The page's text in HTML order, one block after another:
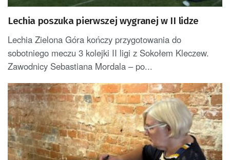
Lechia poszuka pierwszej wygranej w II lidze
Lechia Zielona Góra kończy przygotowania do
sobotniego meczu 3 kolejki II ligi z Sokołem Kleczew.
Zawodnicy Sebastiana Mordala – po...